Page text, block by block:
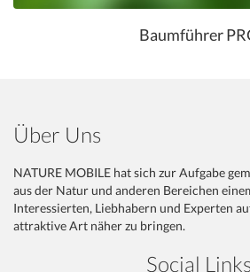
Baumführer
Über Uns
NATURE MOBILE hat sich zur Aufgabe
aus der Natur und anderen Bereichen
Interessierten, Liebhabern und Experten
attraktive Art näher zu bringen.
Social Links